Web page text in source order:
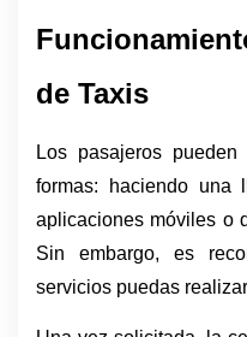
de Taxis
Los pasajeros
formas: haciendo una
aplicaciones móviles o
Sin embargo, es
servicios puedas